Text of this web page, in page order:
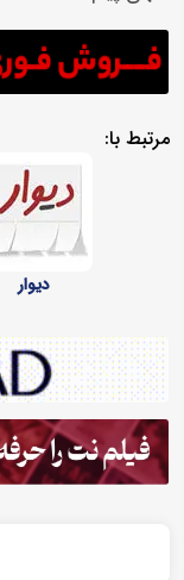
مرتبط با:
دیوار